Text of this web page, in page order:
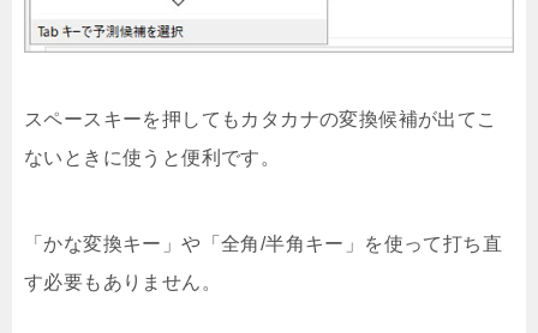
スペースキーを押してもカタカナの変換候補が出てこ
ないときに使うと便利です。
「かな変換キー」や「全角/半角キー」を使って打ち直
す必要もありません。